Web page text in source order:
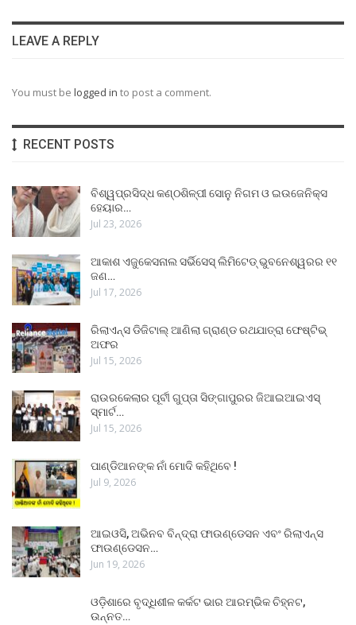
LEAVE A REPLY
You must be logged in to post a comment.
RECENT POSTS
ବିଶ୍ୱପ୍ରସିଦ୍ଧ କଣ୍ଠଶିଳ୍ପୀ ସୋନୁ ନିଗମ ଓ ଇଉଜେନିକ୍ସ
ହେୟାର…
Jul 23, 2026
ଆକାଶ ଏଜୁକେସନାଲ ସର୍ଭିସେସ୍ ଲିମିଟେଡ୍ ଭୁବନେଶ୍ୱରର ୧୧
ଜଣ…
Jul 17, 2026
ରିଲାଏନ୍ସ ଡିଜିଟାଲ୍ ଆଣିଲା ଗ୍ରାଣ୍ଡ ରଥଯାତ୍ରା ଫେଷ୍ଟିଭ୍
ଅଫର
Jul 15, 2026
ରାଉରକେଲାର ପୂର୍ବୀ ଗୁପ୍ତା ସିଙ୍ଗାପୁରର ଜିଆଇଆଇଏସ୍
ସ୍ମାର୍ଟ…
Jul 15, 2026
ପାଣ୍ଡିଆନଙ୍କ ନାଁ ମୋଦି କହିଥିବେ !
Jul 9, 2026
ଆଇଓସି, ଅଭିନବ ବିନ୍ଦ୍ରା ଫାଉଣ୍ଡେସନ ଏବଂ ରିଲାଏନ୍ସ
ଫାଉଣ୍ଡେସନ…
Jun 19, 2026
ଓଡ଼ିଶାରେ ବୃଦ୍ଧିଶୀଳ କର୍କଟ ଭାର ଆରମ୍ଭିକ ଚିହ୍ନଟ,
ଉନ୍ନତ…